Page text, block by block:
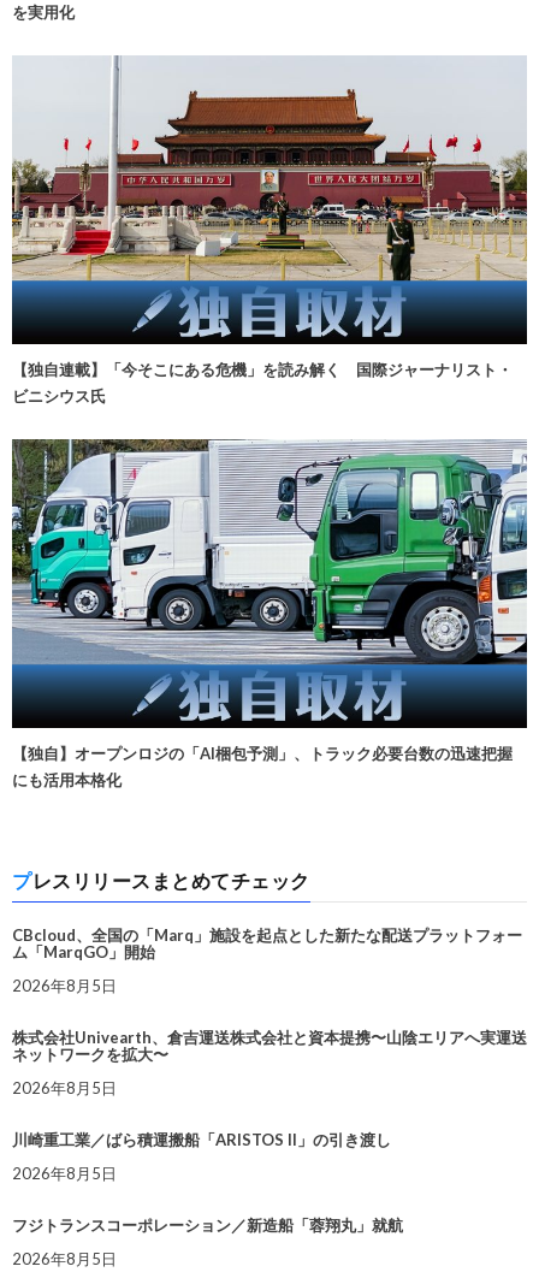
を実用化
【独自連載】「今そこにある危機」を読み解く 国際ジャーナリスト・
ビニシウス氏
【独自】オープンロジの「AI梱包予測」、トラック必要台数の迅速把握
にも活用本格化
プレスリリースまとめてチェック
CBcloud、全国の「Marq」施設を起点とした新たな配送プラットフォー
ム「MarqGO」開始
2026年8月5日
株式会社Univearth、倉吉運送株式会社と資本提携〜山陰エリアへ実運送
ネットワークを拡大〜
2026年8月5日
川崎重工業／ばら積運搬船「ARISTOS II」の引き渡し
2026年8月5日
フジトランスコーポレーション／新造船「蓉翔丸」就航
2026年8月5日